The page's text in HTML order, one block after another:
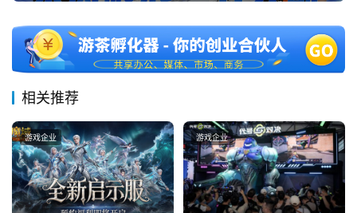
三
届
金
茶
7
相关推荐
游戏企业 游戏企业